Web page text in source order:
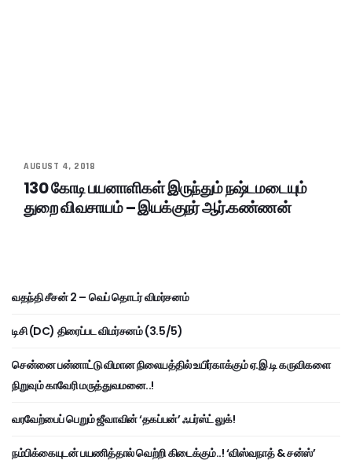
AUGUST 4, 2018
130 கோடி பயனாளிகள் இருந்தும் நஷ்டமடையும்
துறை விவசாயம் – இயக்குநர் ஆர்.கண்ணன்
வதந்தி சீசன் 2 – வெப் தொடர் விமர்சனம்
டிசி (DC) திரைப்பட விமர்சனம் (3.5/5)
சென்னை பன்னாட்டு விமான நிலையத்தில் உயிர்காக்கும் ஏ.இ.டி கருவிகளை
நிறுவும் காவேரி மருத்துவமனை..!
வரவேற்பைப் பெறும் ஜீவாவின் ‘தகப்பன்’ ஃபர்ஸ்ட் லுக்!
நம்பிக்கையுடன் பயணித்தால் வெற்றி கிடைக்கும்..! ‘விஸ்வநாத் & சன்ஸ்’